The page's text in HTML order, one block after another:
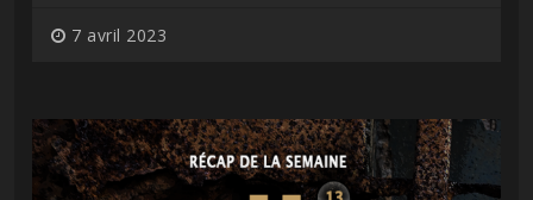
7 avril 2023